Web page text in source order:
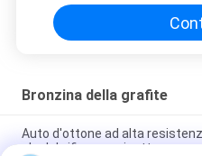
Bronzina della grafite
Auto d'ottone ad alta
che lubrifica cuscinetto